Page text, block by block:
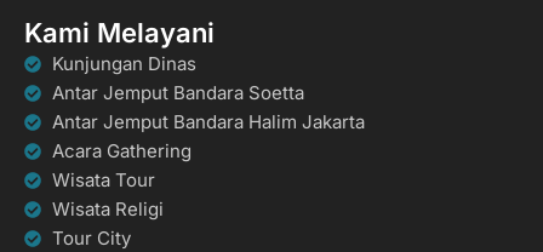
Kami Melayani
Kunjungan Dinas
Antar Jemput Bandara Soetta
Antar Jemput Bandara Halim Jakarta
Acara Gathering
Wisata Tour
Wisata Religi
Tour City